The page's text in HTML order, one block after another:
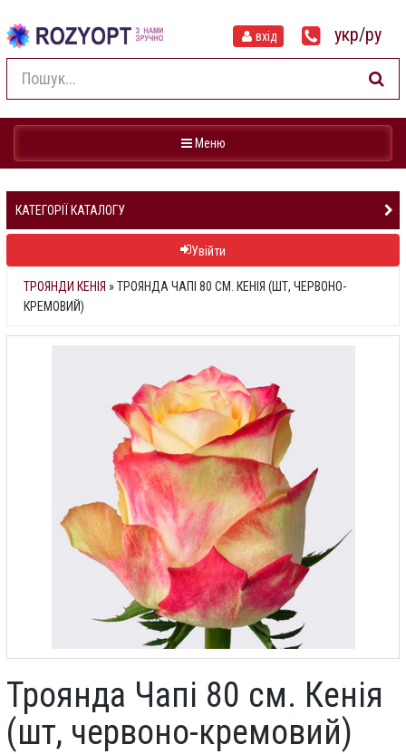
вхід укр/ру
Навігація
Меню
КАТЕГОРІЇ КАТАЛОГУ
Увійти
ТРОЯНДИ КЕНІЯ »ТРОЯНДА ЧАПІ 80 СМ. КЕНІЯ (ШТ, ЧЕРВОНО-
КРЕМОВИЙ)
Троянда Чапі 80 см. Кенія
(шт, червоно-кремовий)